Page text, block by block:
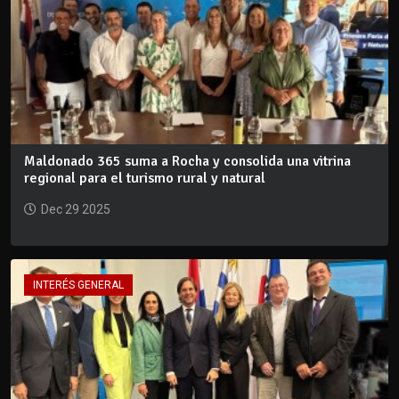
Maldonado 365 suma a Rocha y consolida una vitrina
regional para el turismo rural y natural
Dec 29 2025
INTERÉS GENERAL